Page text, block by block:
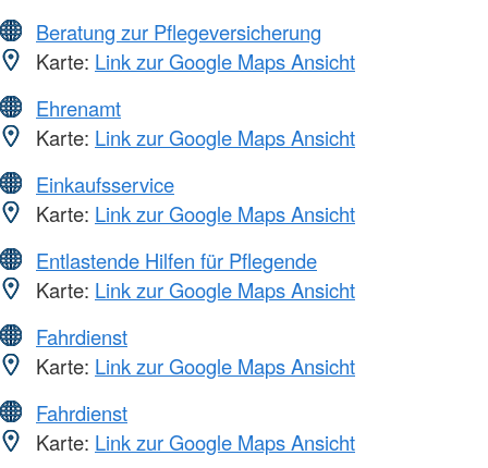
Beratung zur Pflegeversicherung
Karte: Link zur Google Maps Ansicht
Ehrenamt
Karte: Link zur Google Maps Ansicht
Einkaufsservice
Karte: Link zur Google Maps Ansicht
Entlastende Hilfen für Pflegende
Karte: Link zur Google Maps Ansicht
Fahrdienst
Karte: Link zur Google Maps Ansicht
Fahrdienst
Karte: Link zur Google Maps Ansicht